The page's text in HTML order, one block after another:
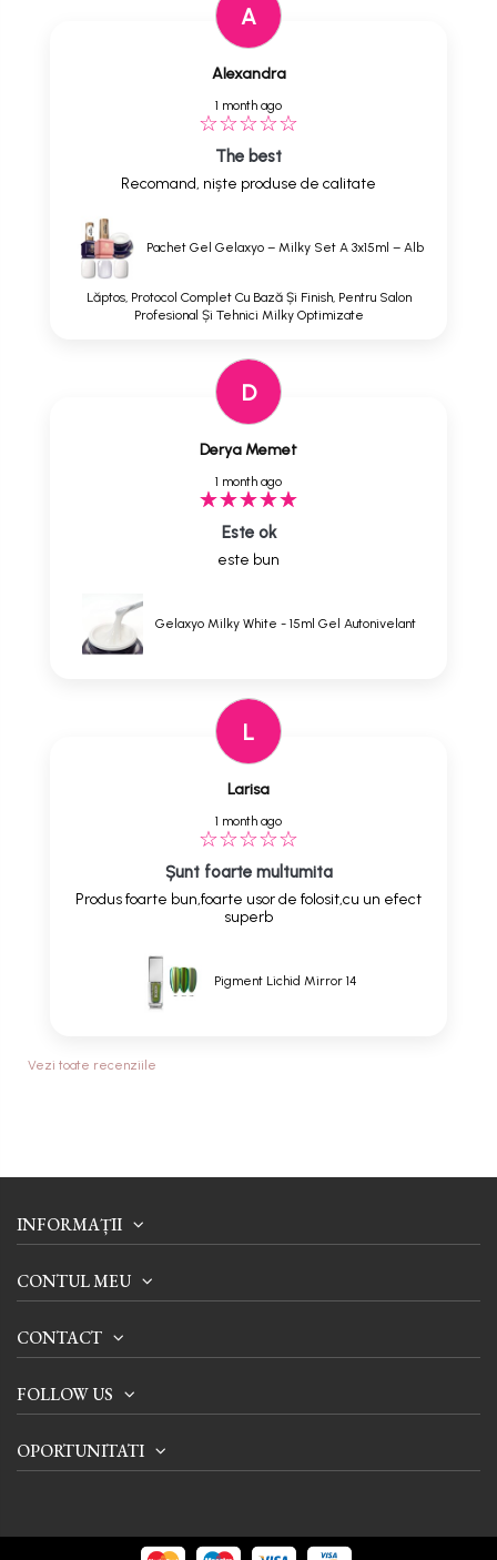
A
Alexandra
1 month ago
The best
Recomand, niște produse de calitate
Pachet Gel Gelaxyo – Milky Set A 3x15ml – Alb
Lăptos, Protocol Complet Cu Bază Și Finish, Pentru Salon
Profesional Și Tehnici Milky Optimizate
D
Derya Memet
1 month ago
Este ok
este bun
Gelaxyo Milky White - 15ml Gel Autonivelant
L
Larisa
1 month ago
Șunt foarte multumita
Produs foarte bun,foarte usor de folosit,cu un efect
superb
Pigment Lichid Mirror 14
Vezi toate recenziile
INFORMAȚII
CONTUL MEU
CONTACT
FOLLOW US
OPORTUNITATI